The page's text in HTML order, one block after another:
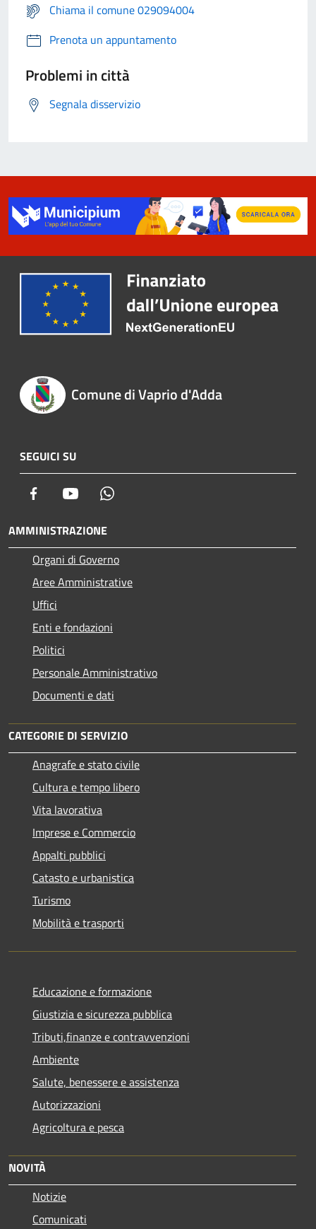
Chiama il comune 029094004
Prenota un appuntamento
Problemi in città
Segnala disservizio
Comune di Vaprio d'Adda
SEGUICI SU
Facebook Youtube
AMMINISTRAZIONE
Organi di Governo
Aree Amministrative
Uffici
Enti e fondazioni
Politici
Personale Amministrativo
Documenti e dati
CATEGORIE DI SERVIZIO
Anagrafe e stato civile
Cultura e tempo libero
Vita lavorativa
Imprese e Commercio
Appalti pubblici
Catasto e urbanistica
Turismo
Mobilità e trasporti
Educazione e formazione
Giustizia e sicurezza pubblica
Tributi,finanze e contravvenzioni
Ambiente
Salute, benessere e assistenza
Autorizzazioni
Agricoltura e pesca
NOVITÀ
Notizie
Comunicati